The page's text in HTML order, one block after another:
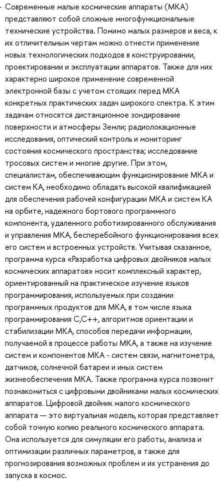
Современные малые космические аппараты (МКА)
представляют собой сложные многофункциональные
технические устройства. Помимо малых размеров и веса, к
их отличительным чертам можно отнести применение
новых технологических подходов в конструировании,
проектировании и эксплуатации аппаратов. Также для них
характерно широкое применение современной
электронной базы с учетом стоящих перед МКА
конкретных практических задач широкого спектра. К этим
задачам относятся дистанционное зондирование
поверхности и атмосферы Земли; радиолокационные
исследования, оптический контроль и мониторинг
состояния космического пространства; исследование
тросовых систем и многие другие. При этом,
специалистам, обеспечивающим функционирование МКА и
систем КА, необходимо обладать высокой квалификацией
для обеспечения рабочей конфигурации МКА и систем КА
на орбите, надежного бортового программного
компонента, удаленного роботизированного обслуживания
и управления МКА, бесперебойного функционирования всех
его систем и встроенных устройств. Учитывая сказанное,
программа курса «Разработка цифровых двойников малых
космических аппаратов» носит комплексный характер,
ориентированный на практическое изучение языков
программирования, используемых при создании
программных продуктов для МКА, в том числе языка
программирования C,С++, алгоритмов ориентации и
стабилизации МКА, способов передачи информации,
получаемой в процессе работы МКА, а также на изучение
систем и компонентов МКА - систем связи, магнитометра,
датчиков, солнечной батареи и иных систем
жизнеобеспечения МКА. Также программа курса позвонит
познакомиться с цифровыми двойниками малых космических
аппаратов. Цифровой двойник малого космического
аппарата — это виртуальная модель, которая представляет
собой точную копию реального космического аппарата.
Она используется для симуляции его работы, анализа и
оптимизации различных параметров, а также для
прогнозирования возможных проблем и их устранения до
запуска в космос.